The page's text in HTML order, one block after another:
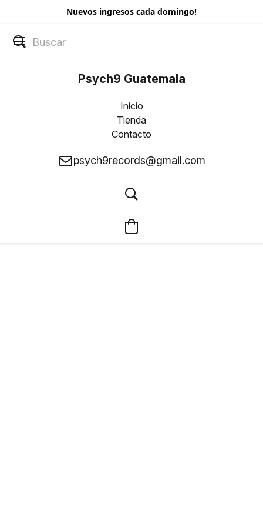
Nuevos ingresos cada domingo!
Psych9 Guatemala
Inicio
Tienda
Contacto
psych9records@gmail.com